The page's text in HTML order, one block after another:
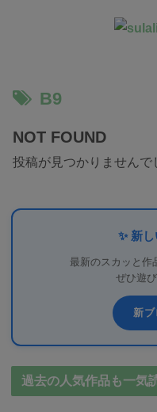
B9
NOT FOUND
投稿が見つかりませんで
✨ 新
最新のスカッと作
ぜひ遊
新
過去の人気作品も一気